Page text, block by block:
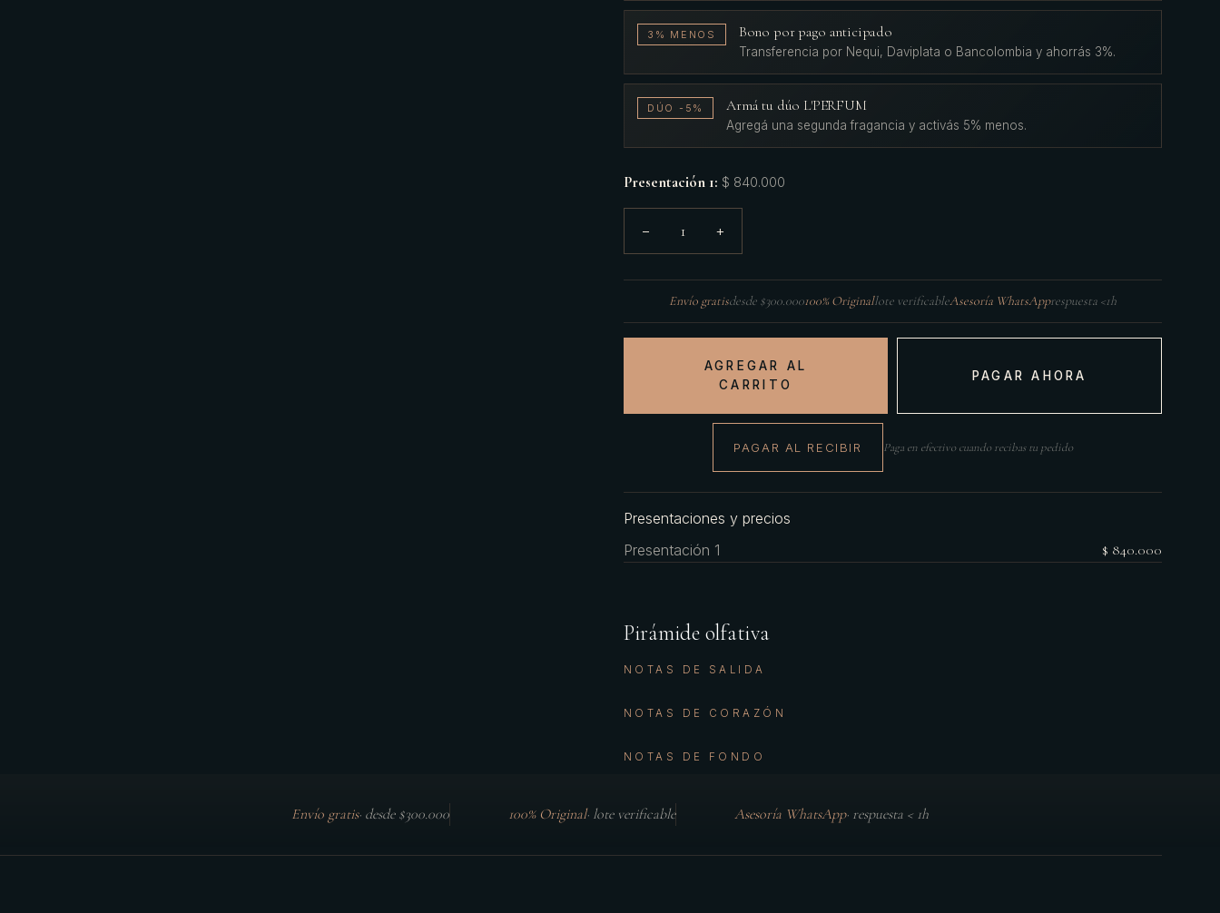
3% MENOS Bono por pago anticipado
Transferencia por Nequi, Daviplata o Bancolombia y ahorrás 3%.
DÚO -5% Armá tu dúo L'PERFUM
Agregá una segunda fragancia y activás 5% menos.
Presentación 1: $ 840.000
− 1 +
Envío gratisdesde $300.000100% Originallote verificableAsesoría WhatsApprespuesta <1h
AGREGAR AL
CARRITO
PAGAR AHORA
PAGAR AL RECIBIR Paga en efectivo cuando recibas tu pedido
Presentaciones y precios
Presentación 1
$ 840.000
Pirámide olfativa
NOTAS DE SALIDA
NOTAS DE CORAZÓN
NOTAS DE FONDO
Envío gratis· desde $300.000 100% Original· lote verificable Asesoría WhatsApp· respuesta < 1h